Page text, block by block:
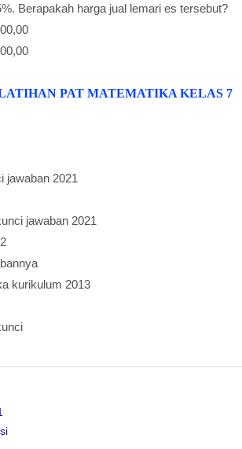
Berapakah harga jual lemari es tersebut?
PAT MATEMATIKA KELAS 7
jawaban 2021
jawaban 2021
kurikulum 2013